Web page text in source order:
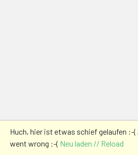
Huch, hier ist etwas schief gelaufen :-
went wrong :-( Neu laden // Reload